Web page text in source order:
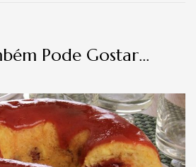
Pode Gostar...